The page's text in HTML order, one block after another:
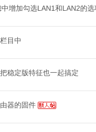
增加勾选LAN1和LAN2的选
目中
稳定版特征也一起搞定
器的固件